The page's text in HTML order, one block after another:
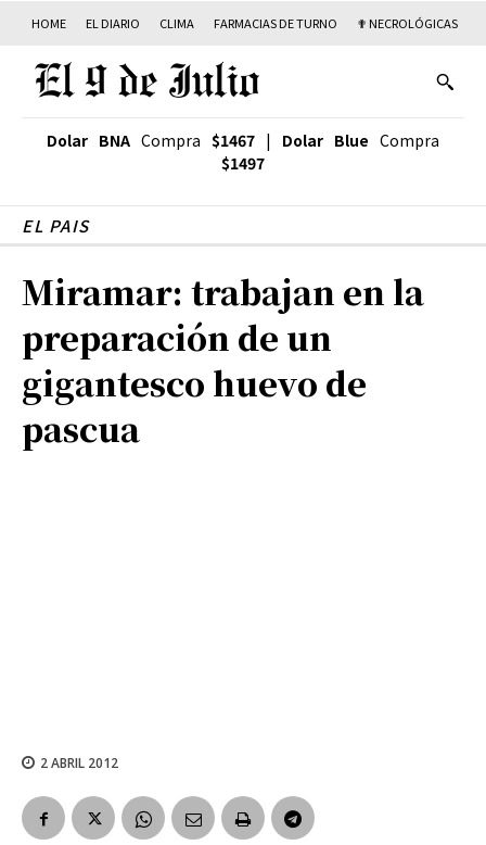
HOME EL DIARIO CLIMA FARMACIAS DE TURNO ✟ NECROLÓGICAS
Dolar BNA Compra $1467 | Dolar Blue Compra
$1497
EL PAIS
Miramar: trabajan en la
preparación de un
gigantesco huevo de
pascua
2 ABRIL 2012